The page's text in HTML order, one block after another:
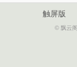
触屏版
© 飘云